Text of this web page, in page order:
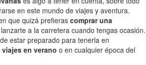
en este mundo de viajes y aventura.
que quizá prefieras comprar una
a la carretera cuando tengas ocasión.
estar preparado para tenerla en
viajes en verano o en cualquier época del